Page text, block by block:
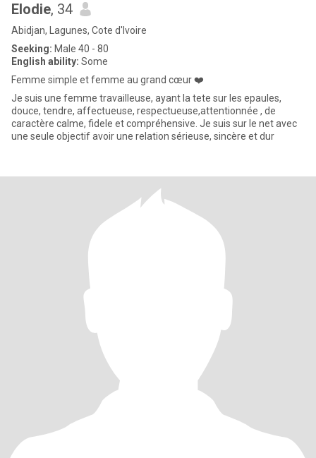
Elodie, 34
Abidjan, Lagunes, Cote d'Ivoire
Seeking: Male 40 - 80
English ability: Some
Femme simple et femme au grand cœur ❤️
Je suis une femme travailleuse, ayant la tete sur les epaules,
douce, tendre, affectueuse, respectueuse,attentionnée , de
caractère calme, fidele et compréhensive. Je suis sur le net avec
une seule objectif avoir une relation sérieuse, sincère et dur